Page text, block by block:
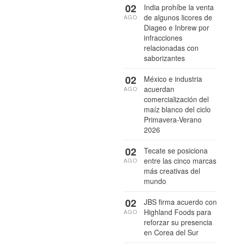
India prohíbe la venta
de algunos licores de
Diageo e Inbrew por
infracciones
relacionadas con
saborizantes
02
AGO
México e industria
acuerdan
comercialización del
maíz blanco del ciclo
Primavera-Verano
2026
02
AGO
Tecate se posiciona
entre las cinco marcas
más creativas del
mundo
02
AGO
JBS firma acuerdo con
Highland Foods para
reforzar su presencia
en Corea del Sur
02
AGO